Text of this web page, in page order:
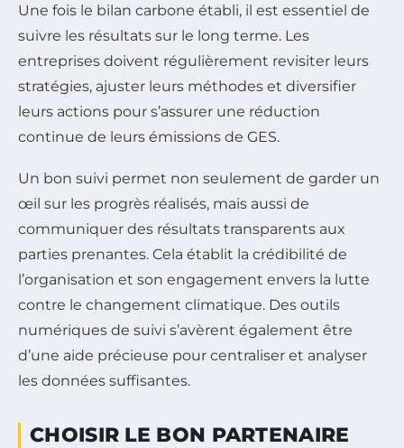
Une fois le bilan carbone établi, il est essentiel de
suivre les résultats sur le long terme. Les
entreprises doivent régulièrement revisiter leurs
stratégies, ajuster leurs méthodes et diversifier
leurs actions pour s’assurer une réduction
continue de leurs émissions de GES.
Un bon suivi permet non seulement de garder un
œil sur les progrès réalisés, mais aussi de
communiquer des résultats transparents aux
parties prenantes. Cela établit la crédibilité de
l’organisation et son engagement envers la lutte
contre le changement climatique. Des outils
numériques de suivi s’avèrent également être
d’une aide précieuse pour centraliser et analyser
les données suffisantes.
CHOISIR LE BON PARTENAIRE